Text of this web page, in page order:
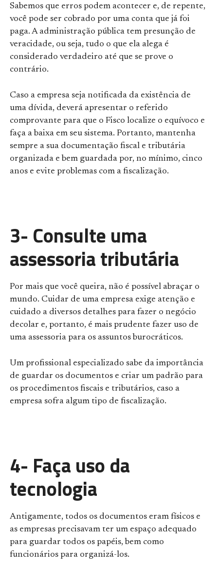
Sabemos que erros podem acontecer e, de repente,
você pode ser cobrado por uma conta que já foi
paga. A administração pública tem presunção de
veracidade, ou seja, tudo o que ela alega é
considerado verdadeiro até que se prove o
contrário.
Caso a empresa seja notificada da existência de
uma dívida, deverá apresentar o referido
comprovante para que o Fisco localize o equívoco e
faça a baixa em seu sistema. Portanto, mantenha
sempre a sua documentação fiscal e tributária
organizada e bem guardada por, no mínimo, cinco
anos e evite problemas com a fiscalização.
3- Consulte uma
assessoria tributária
Por mais que você queira, não é possível abraçar o
mundo. Cuidar de uma empresa exige atenção e
cuidado a diversos detalhes para fazer o negócio
decolar e, portanto, é mais prudente fazer uso de
uma assessoria para os assuntos burocráticos.
Um profissional especializado sabe da importância
de guardar os documentos e criar um padrão para
os procedimentos fiscais e tributários, caso a
empresa sofra algum tipo de fiscalização.
4- Faça uso da
tecnologia
Antigamente, todos os documentos eram físicos e
as empresas precisavam ter um espaço adequado
para guardar todos os papéis, bem como
funcionários para organizá-los.